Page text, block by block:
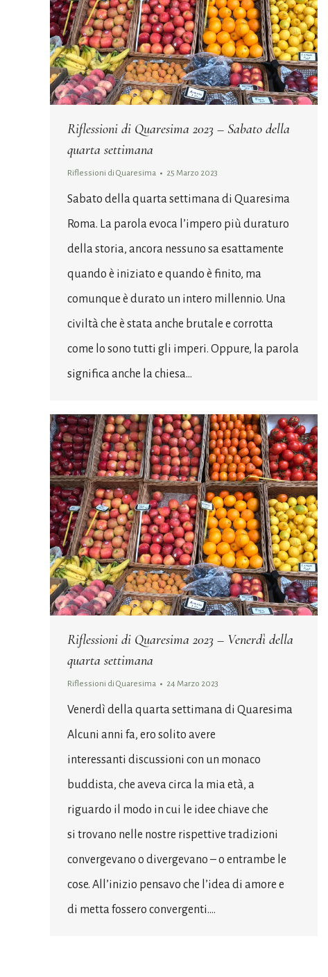
Riflessioni di Quaresima 2023 – Sabato della
quarta settimana
Riflessioni di Quaresima 25 Marzo 2023
Sabato della quarta settimana di Quaresima
Roma. La parola evoca l’impero più duraturo
della storia, ancora nessuno sa esattamente
quando è iniziato e quando è finito, ma
comunque è durato un intero millennio. Una
civiltà che è stata anche brutale e corrotta
come lo sono tutti gli imperi. Oppure, la parola
significa anche la chiesa…
Riflessioni di Quaresima 2023 – Venerdì della
quarta settimana
Riflessioni di Quaresima 24 Marzo 2023
Venerdì della quarta settimana di Quaresima
Alcuni anni fa, ero solito avere
interessanti discussioni con un monaco
buddista, che aveva circa la mia età, a
riguardo il modo in cui le idee chiave che
si trovano nelle nostre rispettive tradizioni
convergevano o divergevano – o entrambe le
cose. All’inizio pensavo che l’idea di amore e
di metta fossero convergenti.…